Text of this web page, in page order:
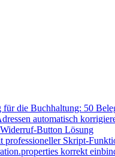
die Buchhaltung: 50
automatisch
Button Lösung
professioneller Skript-
korrekt